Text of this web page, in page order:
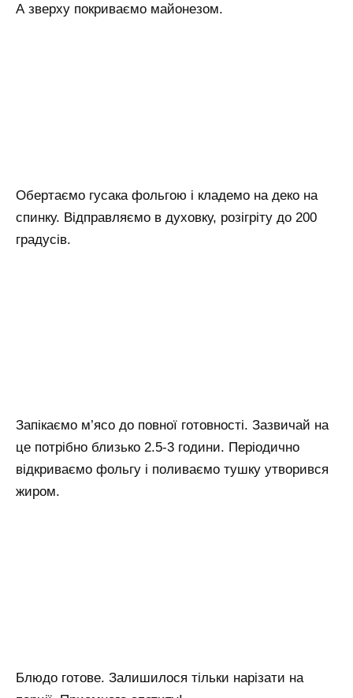
А зверху покриваємо майонезом.
Обертаємо гусака фольгою і кладемо на деко на
спинку. Відправляємо в духовку, розігріту до 200
градусів.
Запікаємо м’ясо до повної готовності. Зазвичай на
це потрібно близько 2.5-3 години. Періодично
відкриваємо фольгу і поливаємо тушку утворився
жиром.
Блюдо готове. Залишилося тільки нарізати на